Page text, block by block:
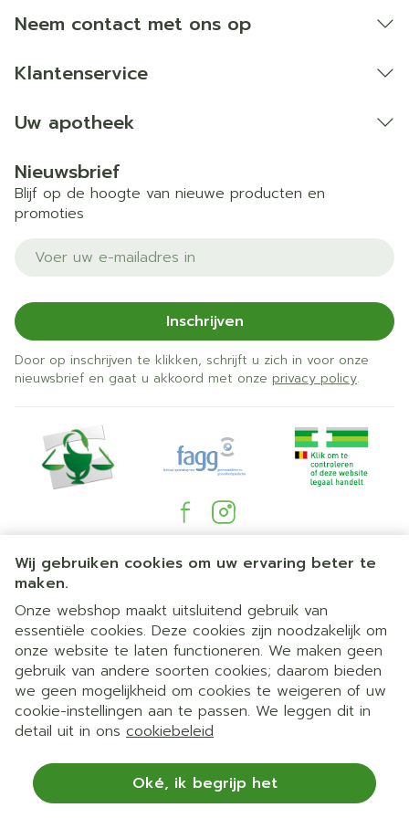
Wij gebruiken cookies om uw ervaring beter te
maken.
Onze webshop maakt uitsluitend gebruik van
essentiële cookies. Deze cookies zijn noodzakelijk om
onze website te laten functioneren. We maken geen
gebruik van andere soorten cookies; daarom bieden
we geen mogelijkheid om cookies te weigeren of uw
cookie-instellingen aan te passen. We leggen dit in
detail uit in ons cookiebeleid
Oké, ik begrijp het
Bij onvakkundig gebruik en eigenmachtig
aangebrachte veranderingen vervalt elke
aansprakelijkheid.
Neem contact met ons op
Klantenservice
Uw apotheek
Nieuwsbrief
Blijf op de hoogte van nieuwe producten en
promoties
E-mail adres
Inschrijven
Door op inschrijven te klikken, schrijft u zich in voor onze
nieuwsbrief en gaat u akkoord met onze privacy policy.
Juridische links